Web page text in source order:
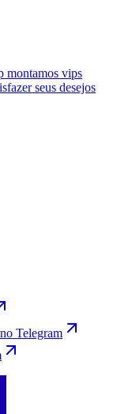
montamos vips
seus desejos
Telegram